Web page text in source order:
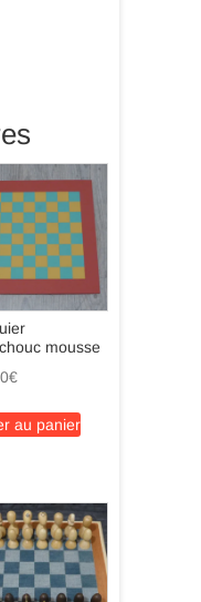
mousse
€
au panier